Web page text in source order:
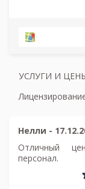
УСЛУГИ И
Нелли -
Отличный
персонал.